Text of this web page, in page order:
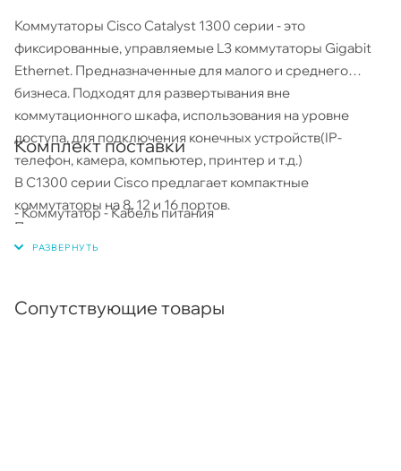
Коммутаторы Cisco Catalyst 1300 серии - это
фиксированные, управляемые L3 коммутаторы Gigabit
Ethernet. Предназначенные для малого и среднего
бизнеса. Подходят для развертывания вне
коммутационного шкафа, использования на уровне
доступа, для подключения конечных устройств(IP-
телефон, камера, компьютер, принтер и т.д.)
В C1300 серии Cisco предлагает компактные
коммутаторы на 8, 12 и 16 портов.
Поддерживается стекирование между моделями:
C1300-16P-4X, C1300-24T-4X, C1300-24P-4X, C1300-
Комплект поставки
- Коммутатор - Кабель питания
Сопутствующие товары